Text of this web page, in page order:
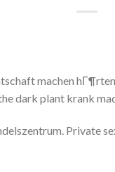
machen
dark plant krank
Private